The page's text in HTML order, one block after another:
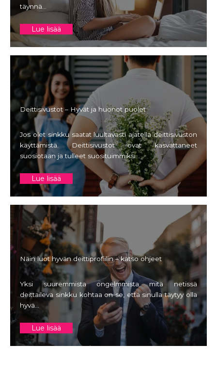
täynnä…
Lue lisää
Deittisivustot – Hyvät ja huonot puolet
Jos olet sinkku saatat luultavasti ajatella deittisivuston
käyttämistä. Deittisivustot ovat kasvattaneet
suosiotaan ja tulleet suosituimmiksi…
Lue lisää
Näin luot hyvän deittiprofiilin – katso ohjeet
Yksi suuremmista ongelmmista mitä netissä
deittaileva sinkku kohtaa on se, että sinulla täytyy olla
hyvä…
Lue lisää